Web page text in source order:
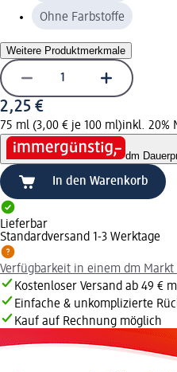
Ohne Farbstoffe
Weitere Produktmerkmale
2,25 €
75 ml (3,00 € je 100 ml)inkl. 20%
dm
In den Warenkorb
Lieferbar
Standardversand 1-3 Werktage
Verfügbarkeit in einem dm
Kostenloser Versand ab 49 €
Einfache & unkomplizierte
Kauf auf Rechnung möglich